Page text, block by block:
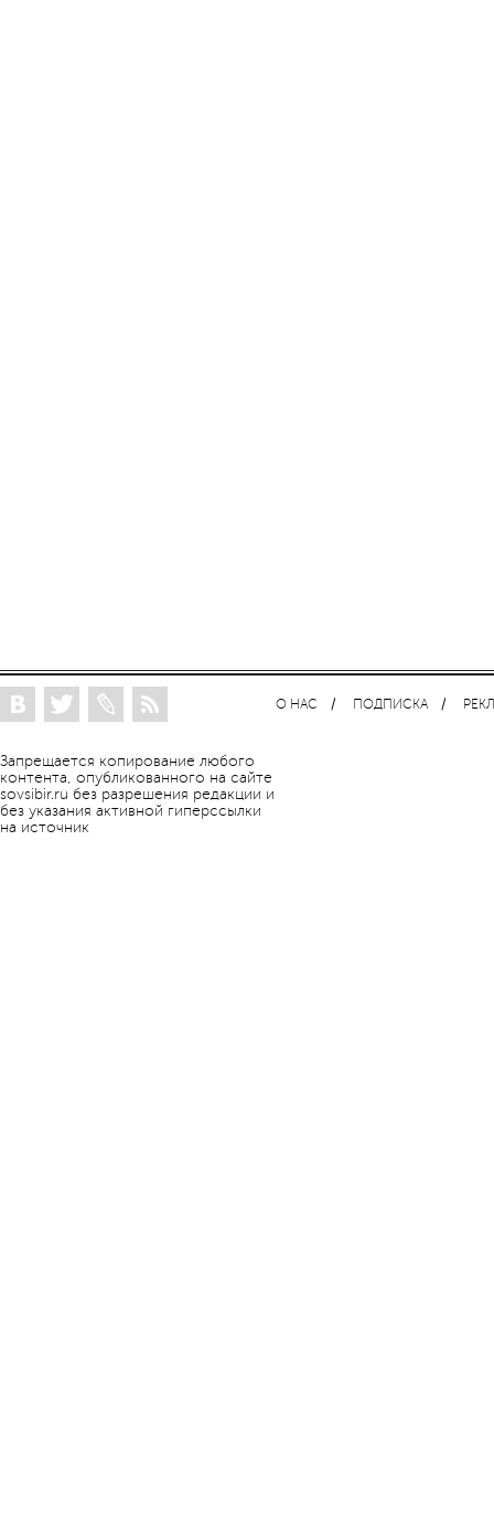
Запрещается копирование любого
контента, опубликованного на сайте
sovsibir.ru без разрешения редакции и
без указания активной гиперссылки
на источник
О НАС ПОДПИСКА